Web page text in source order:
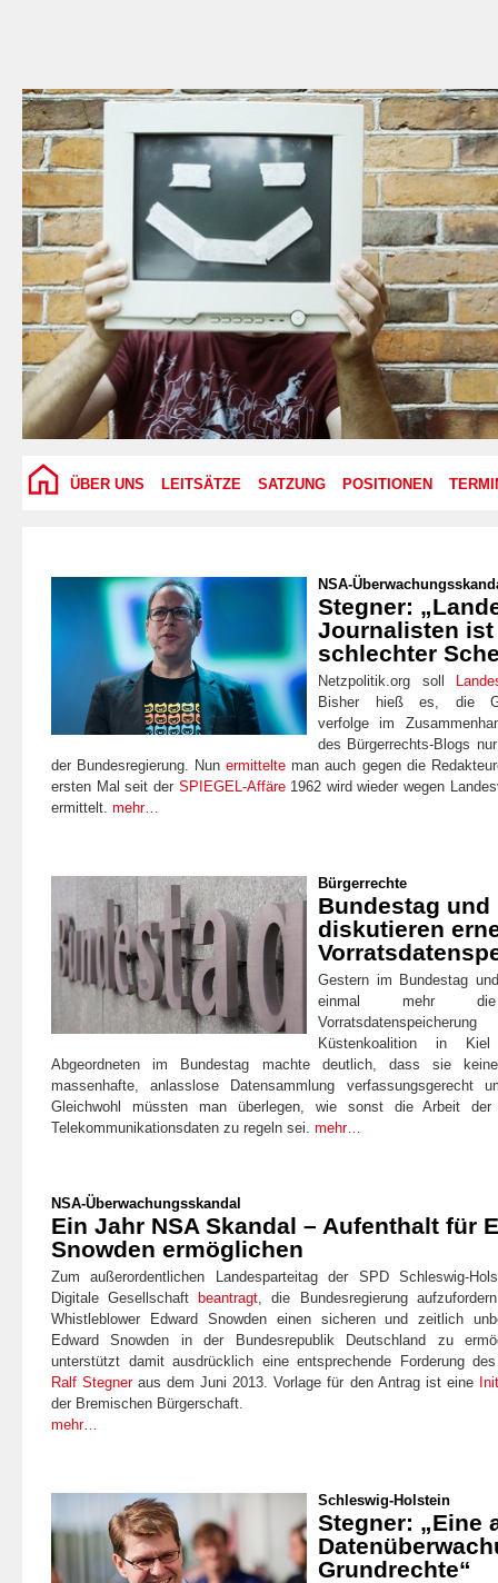
ÜBER UNS LEITSÄTZE SATZUNG POSITIONEN
NSA-
Stegner:
Journalisten
schlechter
Netzpolitik.org soll
Bisher hieß es, die
verfolge im
des Bürgerrechts-Blogs
der Bundesregierung. Nunermittelte man auch gegen die
ersten Mal seit der SPIEGEL-Affäre1962 wird wieder wegen
ermittelt. mehr…
Bürgerrechte
Bundestag und
diskutieren
Gestern im Bundestag
einmal mehr
Küstenkoalition in
Abgeordneten im Bundestag machte deutlich, dass sie
massenhafte, anlasslose Datensammlung verfassungsgerecht
Gleichwohl müssten man überlegen, wie sonst die Arbeit
Telekommunikationsdaten zu regeln sei. mehr…
NSA-Überwachungsskandal
Ein Jahr NSA Skandal – Aufenthalt für
Snowden ermöglichen
Zum außerordentlichen Landesparteitag der SPD Schleswig-
Digitale Gesellschaftbeantragt , die Bundesregierung
Whistleblower Edward Snowden einen sicheren und zeitlich
Edward Snowden in der Bundesrepublik Deutschland zu
unterstützt damit ausdrücklich eine entsprechende Forderung
Ralf Stegneraus dem Juni 2013. Vorlage für den Antrag ist eine
der Bremischen Bürgerschaft.
mehr…
Schleswig-Holstein
Stegner: „Eine
Grundrechte“